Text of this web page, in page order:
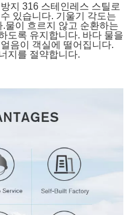
지 316 스테인레스 스틸로
있습니다. 기울기 각도는
물이 흐르지 않고 순환하는
도록 유지합니다. 바다 물을
음이 객실에 떨어집니다.
지를 절약합니다.